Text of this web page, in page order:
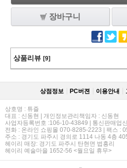
장바구니
상품리뷰 [9]
상점정보 PC버젼 이용안내
상호명 : 튜즐
대표 : 신동현 | 개인정보관리책임자 : 신동현
사업자등록번호 :106-10-43849 | 통신판매업
전화 : 온라인 쇼핑몰 070-8285-2223 | 팩스 :
주소 : 경기도 파주시 경의로 1114 나동 4층
헤이리 매장: 경기도 파주시 탄현면 법흥리
헤이리 예술마을 1652-56 <월요일 휴무>